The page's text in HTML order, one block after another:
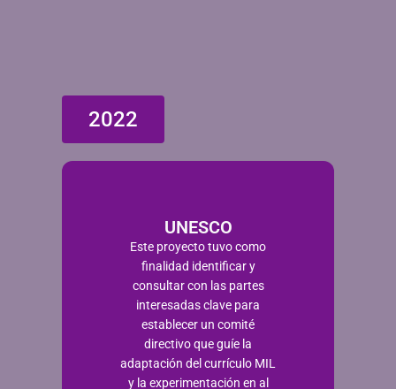
2022
UNESCO
Este proyecto tuvo como
finalidad identificar y
consultar con las partes
interesadas clave para
establecer un comité
directivo que guíe la
adaptación del currículo MIL
y la experimentación en al